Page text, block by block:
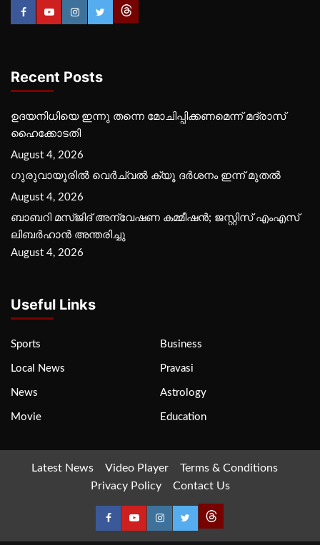
Recent Posts
ഉദയനിധിയെ ഇന്നു തന്നെ മോചിപ്പിക്കണമെന്ന് മദ്രാസ്
ഹൈക്കോടതി
August 4, 2026
ഗുരുവായൂരില്‍ വെര്‍ച്വല്‍ ക്യൂ ദര്‍ശനം ഇന്ന് മുതല്‍
August 4, 2026
ബാബറി മസ്ജിദ് അന്വേഷണ കമ്മീഷന്‍; ജസ്റ്റിസ് എംഎസ്
ലിബര്‍ഹാന്‍ അന്തരിച്ചു
August 4, 2026
Useful Links
Sports Business
Local News Pravasi
News Astrology
Movie Education
Latest News Video Player
Terms & Conditions
Privacy Policy
Contact Us